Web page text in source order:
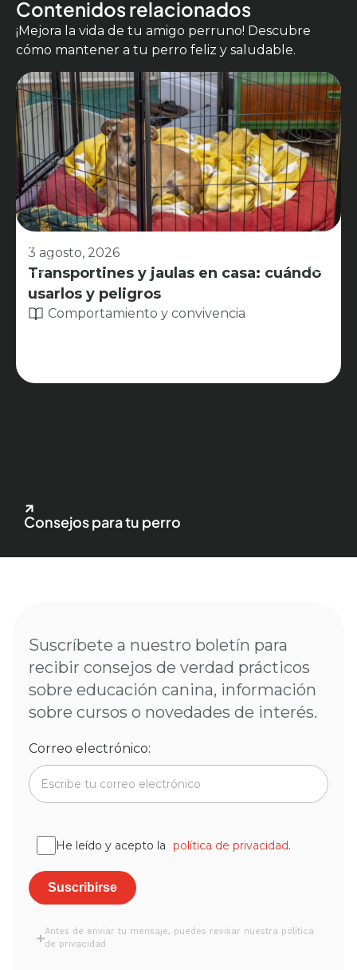
Contenidos relacionados
¡Mejora la vida de tu amigo perruno! Descubre
cómo mantener a tu perro feliz y saludable.
3 agosto, 2026
Transportines y jaulas en casa: cuándo
usarlos y peligros
Comportamiento y convivencia
Consejos para tu perro
Suscríbete a nuestro boletín para
recibir consejos de verdad prácticos
sobre educación canina, información
sobre cursos o novedades de interés.
Correo electrónico:
He leído y acepto la política de privacidad.
Antes de enviar tu mensaje, puedes revisar nuestra política
de privacidad